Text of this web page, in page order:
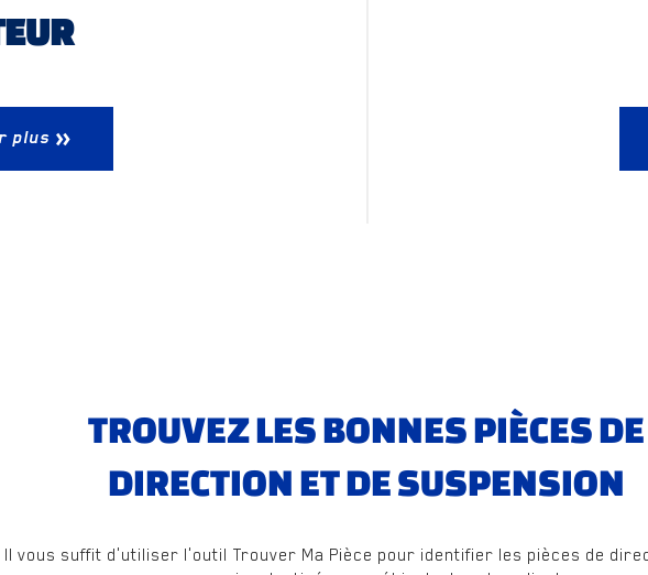
plus
TROUVEZ LES BONNES PIÈCES DE
DIRECTION ET DE SUSPENSION
Il vous suffit d'utiliser l'outil Trouver Ma Pièce pour identifier les pièces de